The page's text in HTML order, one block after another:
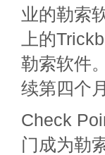
业的勒索
上的
勒索软件
续第四个
Check
门成为勒